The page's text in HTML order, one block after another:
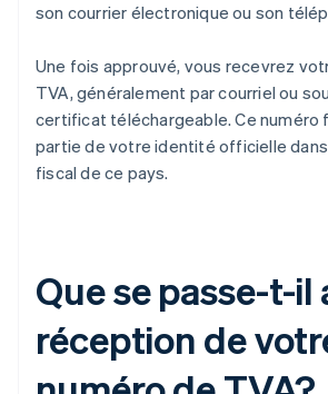
son courrier électronique ou son
Une fois approuvé, vous recevrez
TVA, généralement par courriel ou
certificat téléchargeable. Ce numéro
partie de votre identité officielle
fiscal de ce pays.
Que se passe-t-il
réception de